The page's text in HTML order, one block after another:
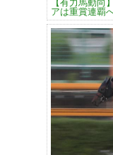
【有力馬動向
アは重賞連覇